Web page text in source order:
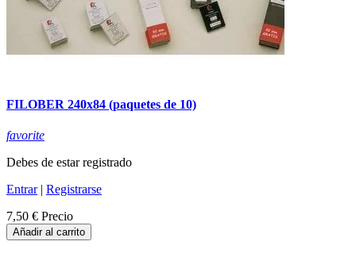
FILOBER 240x84 (paquetes de 10)
favorite
Debes de estar registrado
Entrar| Registrarse
7,50 € Precio
Añadir al carrito